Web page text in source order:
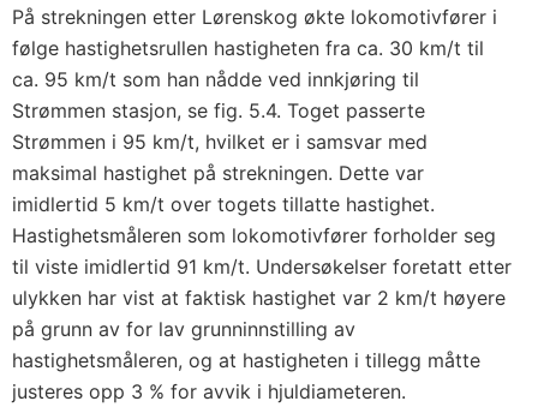
På strekningen etter Lørenskog økte lokomotivfører i
følge hastighetsrullen hastigheten fra ca. 30 km/t til
ca. 95 km/t som han nådde ved innkjøring til
Strømmen stasjon, se fig. 5.4. Toget passerte
Strømmen i 95 km/t, hvilket er i samsvar med
maksimal hastighet på strekningen. Dette var
imidlertid 5 km/t over togets tillatte hastighet.
Hastighetsmåleren som lokomotivfører forholder seg
til viste imidlertid 91 km/t. Undersøkelser foretatt etter
ulykken har vist at faktisk hastighet var 2 km/t høyere
på grunn av for lav grunninnstilling av
hastighetsmåleren, og at hastigheten i tillegg måtte
justeres opp 3 % for avvik i hjuldiameteren.